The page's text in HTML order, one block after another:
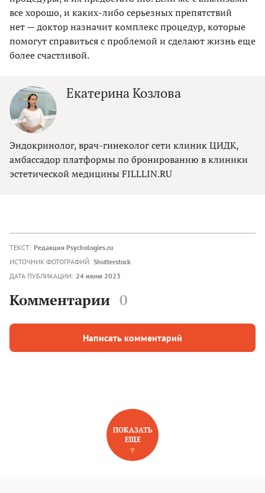
все хорошо, и каких-либо серьезных препятствий
нет — доктор назначит комплекс процедур, которые
помогут справиться с проблемой и сделают жизнь еще
более счастливой.
Екатерина Козлова
Эндокринолог, врач-гинеколог сети клиник ЦИДК,
амбассадор платформы по бронированию в клиники
эстетической медицины FILLLIN.RU
ТЕКСТ: Редакция Psychologies.ru
ИСТОЧНИК ФОТОГРАФИЙ: Shutterstock
ДАТА ПУБЛИКАЦИИ: 24 июня 2023
Комментарии 0
Написать комментарий
НОВОЕ НА САЙТЕ
ПОКАЗАТЬ
ЕЩЕ